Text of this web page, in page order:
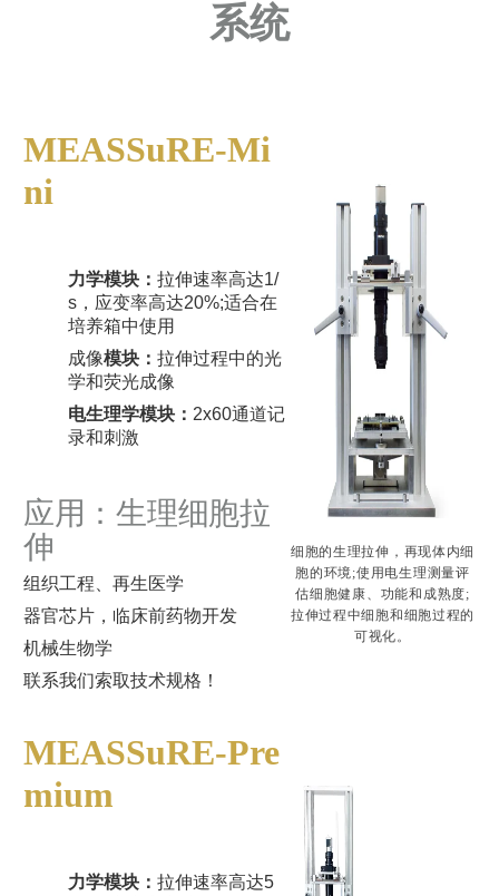
系统
MEASSuRE-Mi
ni
力学模块： 拉伸速率高达1/
s，应变率高达20%;适合在
培养箱中使用
成像模块： 拉伸过程中的光
学和荧光成像
电生理学模块： 2x60通道记
录和刺激
应用：生理细胞拉
伸
组织工程、再生医学
器官芯片，临床前药物开发
机械生物学
联系我们索取技术规格！
细胞的生理拉伸，再现体内细
胞的环境;使用电生理测量评
估细胞健康、功能和成熟度;
拉伸过程中细胞和细胞过程的
可视化。
MEASSuRE-Pre
mium
力学模块： 拉伸速率高达5